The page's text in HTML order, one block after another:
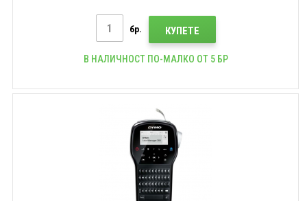
бр. КУПЕТЕ
В НАЛИЧНОСТ ПО-МАЛКО ОТ 5 БР